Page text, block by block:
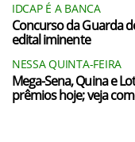
IDCAP É A BANCA
Concurso da Guarda
edital iminente
NESSA QUINTA-FEIRA
Mega-Sena, Quina e
prêmios hoje; veja